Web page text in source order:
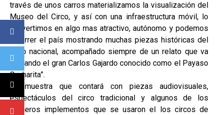
través de unos carros materializamos la visualización del
Museo del Circo, y así con una infraestructura móvil, lo
convertimos en algo mas atractivo, autónomo y podemos
recorrer el país mostrando muchas piezas históricas del
circo nacional, acompañado siempre de un relato que va
contando el gran Carlos Gajardo conocido como el Payaso
Cucharita”.
La muestra que contará con piezas audiovisuales,
espectáculos del circo tradicional y algunos de los
primeros implementos que se usaron el los circos de